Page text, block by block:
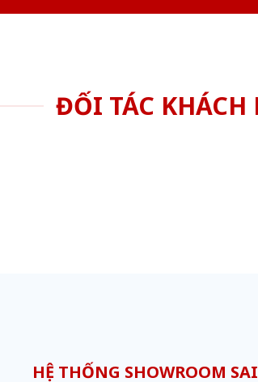
ĐỐI TÁC KHÁCH
HỆ THỐNG SHOWROOM